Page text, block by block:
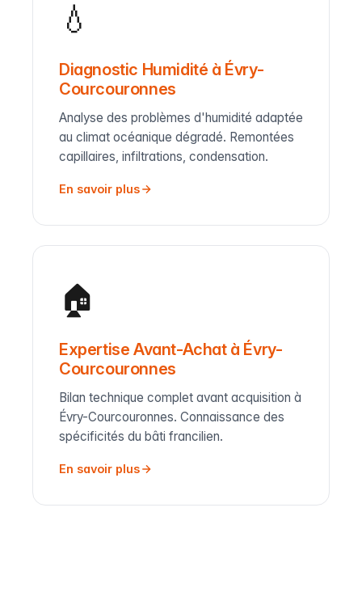
💧
Diagnostic Humidité à Évry-
Courcouronnes
Analyse des problèmes d'humidité adaptée
au climat océanique dégradé. Remontées
capillaires, infiltrations, condensation.
En savoir plus
🏠
Expertise Avant-Achat à Évry-
Courcouronnes
Bilan technique complet avant acquisition à
Évry-Courcouronnes. Connaissance des
spécificités du bâti francilien.
En savoir plus